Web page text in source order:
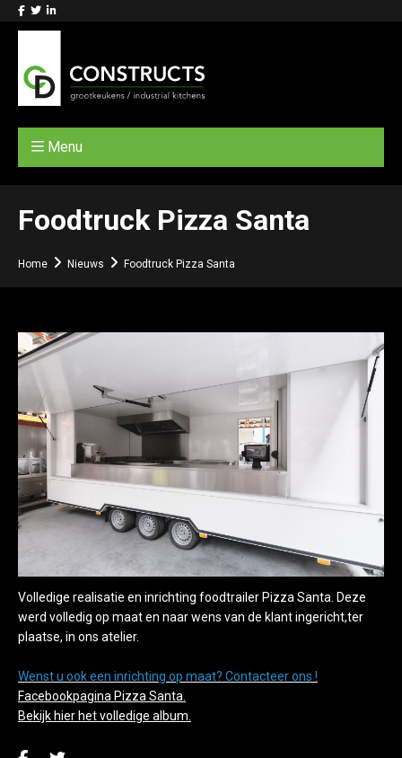
Menu
Foodtruck Pizza Santa
Home Nieuws Foodtruck Pizza Santa
Volledige realisatie en inrichting foodtrailer Pizza Santa. Deze
werd volledig op maat en naar wens van de klant ingericht,ter
plaatse, in ons atelier.
Wenst u ook een inrichting op maat? Contacteer ons !
Facebookpagina Pizza Santa.
Bekijk hier het volledige album.